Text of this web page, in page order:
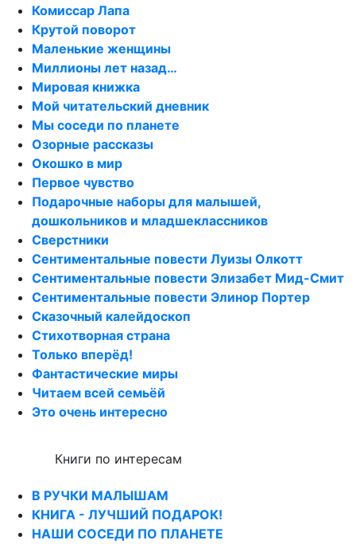
Комиссар Лапа
Крутой поворот
Маленькие женщины
Миллионы лет назад…
Мировая книжка
Мой читательский дневник
Мы соседи по планете
Озорные рассказы
Окошко в мир
Первое чувство
Подарочные наборы для малышей,
дошкольников и младшеклассников
Сверстники
Сентиментальные повести Луизы Олкотт
Сентиментальные повести Элизабет Мид-Смит
Сентиментальные повести Элинор Портер
Сказочный калейдоскоп
Стихотворная страна
Только вперёд!
Фантастические миры
Читаем всей семьёй
Это очень интересно
Книги по интересам
В РУЧКИ МАЛЫШАМ
КНИГА - ЛУЧШИЙ ПОДАРОК!
НАШИ СОСЕДИ ПО ПЛАНЕТЕ